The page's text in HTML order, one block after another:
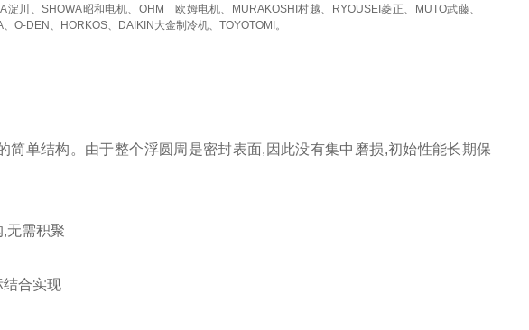
淀川、SHOWA昭和电机、OHM
欧姆电机、MURAKOSHI村越、RYOUSEI菱正、MUTO武藤、
O-DEN、HORKOS、DAIKIN大金制冷机、TOYOTOMI。
单结构。由于整个浮圆周是密封表面,因此没有集中磨损,初始性能长期保
无需积聚
合实现